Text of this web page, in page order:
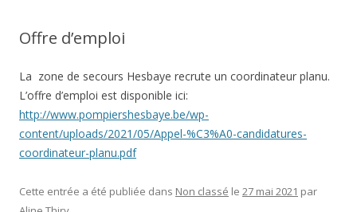
Offre d’emploi
La zone de secours Hesbaye recrute un coordinateur planu.
L’offre d’emploi est disponible ici:
http://www.pompiershesbaye.be/wp-
content/uploads/2021/05/Appel-%C3%A0-candidatures-
coordinateur-planu.pdf
Cette entrée a été publiée dans Non classé le 27 mai 2021 par